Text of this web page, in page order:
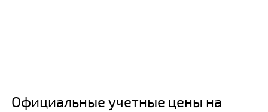
Официальные учетные цены на